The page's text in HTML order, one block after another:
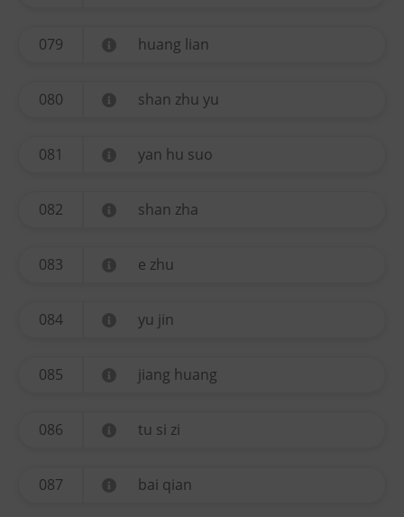
079 huang lian
080 shan zhu yu
081 yan hu suo
082 shan zha
083 e zhu
084 yu jin
085 jiang huang
086 tu si zi
087 bai qian